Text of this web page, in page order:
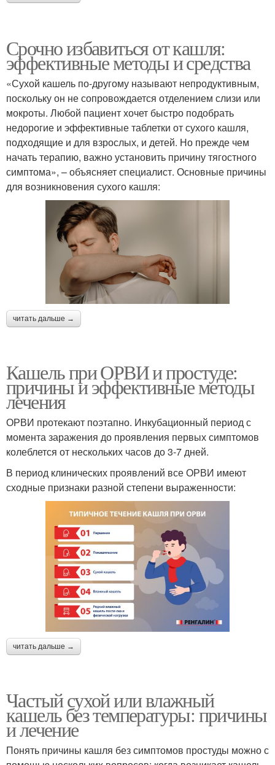
Срочно избавиться от кашля:
эффективные методы и средства
«Сухой кашель по-другому называют непродуктивным,
поскольку он не сопровождается отделением слизи или
мокроты. Любой пациент хочет быстро подобрать
недорогие и эффективные таблетки от сухого кашля,
подходящие и для взрослых, и детей. Но прежде чем
начать терапию, важно установить причину тягостного
симптома», – объясняет специалист. Основные причины
для возникновения сухого кашля:
читать дальше →
Кашель при ОРВИ и простуде:
причины и эффективные методы
лечения
ОРВИ протекают поэтапно. Инкубационный период с
момента заражения до проявления первых симптомов
колеблется от нескольких часов до 3-7 дней.
В период клинических проявлений все ОРВИ имеют
сходные признаки разной степени выраженности:
читать дальше →
Частый сухой или влажный
кашель без температуры: причины
и лечение
Понять причины кашля без симптомов простуды можно с